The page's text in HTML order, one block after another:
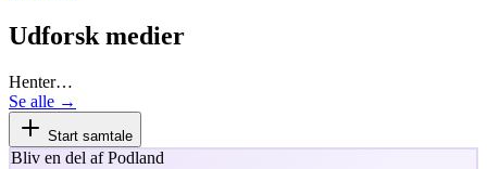
Udforsk medier
Henter…
Se alle →
Start samtale
Bliv en del af Podland